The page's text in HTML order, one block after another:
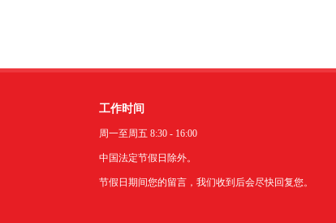
工作时间
周一至周五 8:30 - 16:00
中国法定节假日除外。
节假日期间您的留言，我们收到后会尽快回复您。